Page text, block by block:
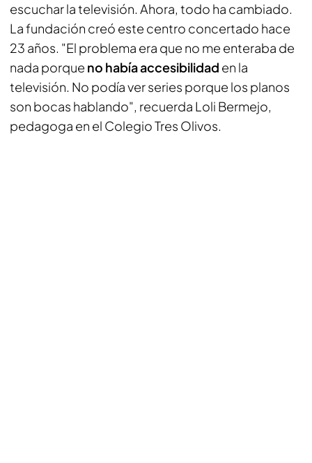
escuchar la televisión. Ahora, todo ha cambiado.
La fundación creó este centro concertado hace
23 años. "El problema era que no me enteraba de
nada porque no había accesibilidad en la
televisión. No podía ver series porque los planos
son bocas hablando", recuerda Loli Bermejo,
pedagoga en el Colegio Tres Olivos.